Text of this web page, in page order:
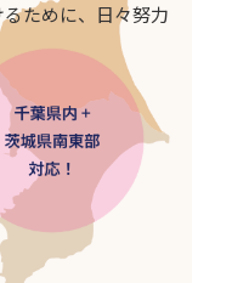
ために、日々努力